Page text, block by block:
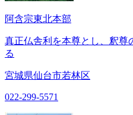
阿含宗東北本部
真正仏舎利を本尊とし、釈尊
る
宮城県仙台市若林区
022-299-5571